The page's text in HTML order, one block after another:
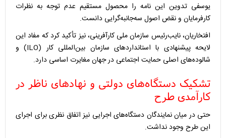
یوسفی تدوین این نامه را محصول مستقیم‌ عدم توجه به نظرات
کارفرمایان و نقض اصول سه‌جانبه‌گرایی دانست.
افتخاریان، نایب‌رئیس سازمان ملی کارآفرینی، نیز تأکید کرد که مفاد این
لایحه پیشنهادی با استانداردهای سازمان بین‌المللی کار (ILO) و
شالوده‌های اصلی حمایت اجتماعی در جهان مغایرت اساسی دارد.
تشکیک دستگاه‌های دولتی و نهادهای ناظر در
کارآمدی طرح
حتی در میان نمایندگان دستگاه‌های اجرایی نیز اتفاق نظری برای اجرای
این طرح وجود نداشت.